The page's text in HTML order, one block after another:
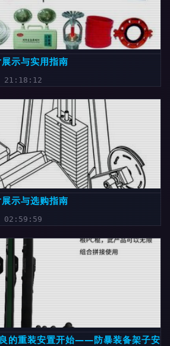
示与实用指南
21:18:12
示与选购指南
02:59:59
的重装安置开始——防暴装备架子安